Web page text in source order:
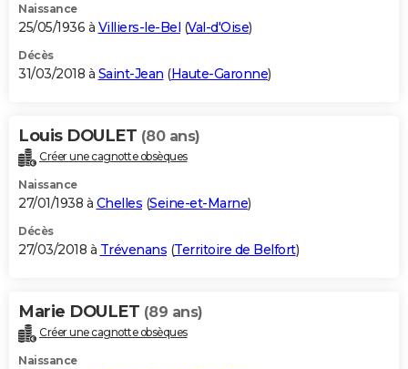
Naissance
25/05/1936 à Villiers-le-Bel (Val-d'Oise)
Décès
31/03/2018 à Saint-Jean (Haute-Garonne)
Louis DOULET (80 ans)
Créer une cagnotte obsèques
Naissance
27/01/1938 à Chelles (Seine-et-Marne)
Décès
27/03/2018 à Trévenans (Territoire de Belfort)
Marie DOULET (89 ans)
Créer une cagnotte obsèques
Naissance